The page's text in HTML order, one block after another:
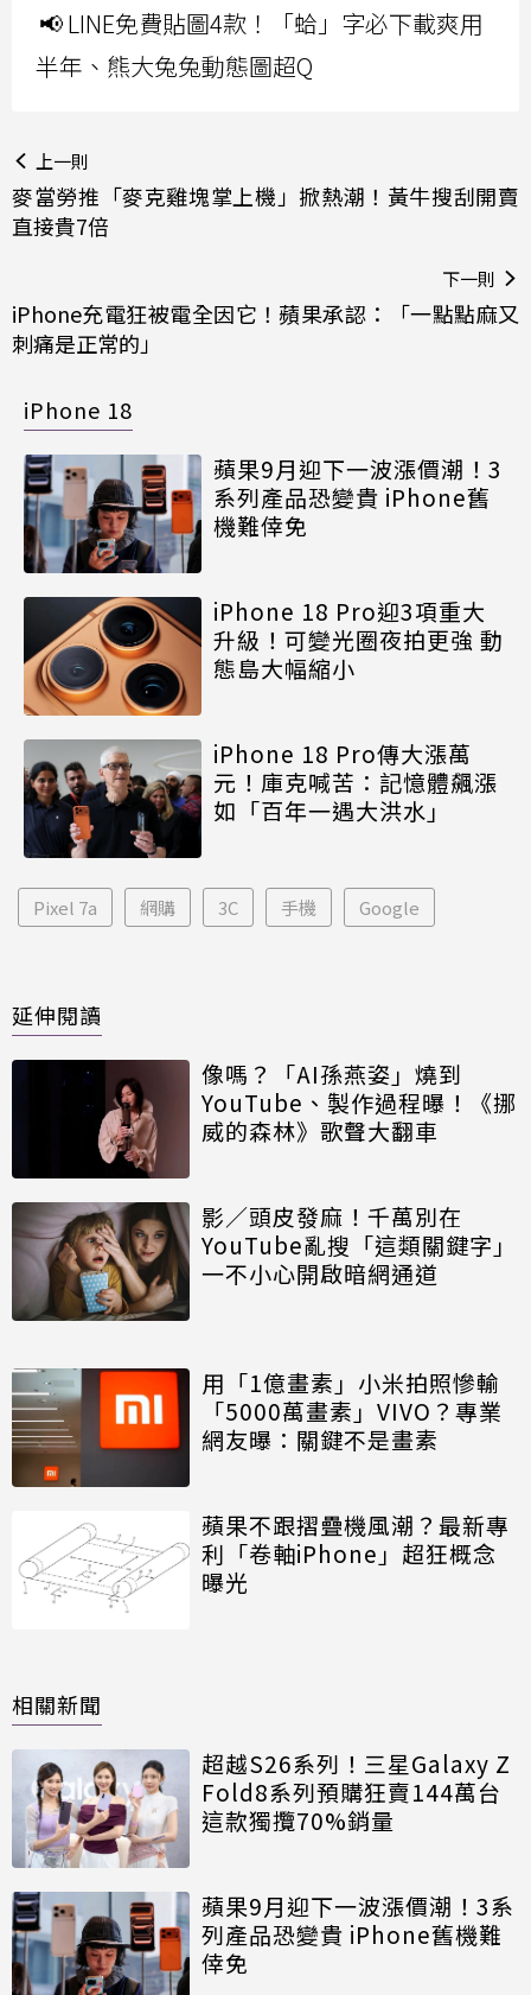
📢 LINE免費貼圖4款！「蛤」字必下載爽用
半年、熊大兔兔動態圖超Q
上一則
麥當勞推「麥克雞塊掌上機」掀熱潮！黃牛搜刮開賣
直接貴7倍
下一則
iPhone充電狂被電全因它！蘋果承認：「一點點麻又
刺痛是正常的」
iPhone 18
蘋果9月迎下一波漲價潮！3
系列產品恐變貴 iPhone舊
機難倖免
iPhone 18 Pro迎3項重大
升級！可變光圈夜拍更強 動
態島大幅縮小
iPhone 18 Pro傳大漲萬
元！庫克喊苦：記憶體飆漲
如「百年一遇大洪水」
Pixel 7a 網購 3C 手機 Google
延伸閱讀
像嗎？「AI孫燕姿」燒到
YouTube、製作過程曝！《挪
威的森林》歌聲大翻車
影／頭皮發麻！千萬別在
YouTube亂搜「這類關鍵字」
一不小心開啟暗網通道
用「1億畫素」小米拍照慘輸
「5000萬畫素」VIVO？專業
網友曝：關鍵不是畫素
蘋果不跟摺疊機風潮？最新專
利「卷軸iPhone」超狂概念
曝光
相關新聞
超越S26系列！三星Galaxy Z
Fold8系列預購狂賣144萬台
這款獨攬70%銷量
蘋果9月迎下一波漲價潮！3系
列產品恐變貴 iPhone舊機難
倖免